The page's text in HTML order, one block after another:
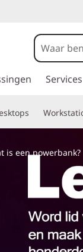
Services
is een powerbank?